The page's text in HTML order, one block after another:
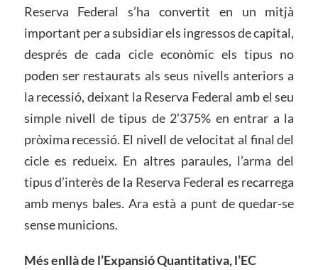
Reserva Federal s’ha convertit en un mitjà
important per a subsidiar els ingressos de capital,
després de cada cicle econòmic els tipus no
poden ser restaurats als seus nivells anteriors a
la recessió, deixant la Reserva Federal amb el seu
simple nivell de tipus de 2’375% en entrar a la
pròxima recessió. El nivell de velocitat al final del
cicle es redueix. En altres paraules, l’arma del
tipus d’interès de la Reserva Federal es recarrega
amb menys bales. Ara està a punt de quedar-se
sense municions.
Més enllà de l’Expansió Quantitativa, l’EC